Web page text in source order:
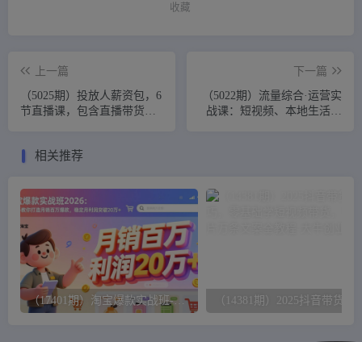
收藏
上一篇
（5025期）投放人薪资包，6
节直播课，包含直播带货、
下一篇
（5022期）流量综合·运营实
战课：短视频、本地生活、
相关推荐
（17401期）淘宝爆款实战班-2026年2月更新：手把手教你打造月销百万爆款，稳定月利润突破20万+